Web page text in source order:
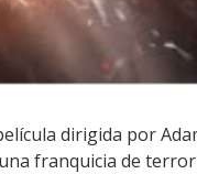
dirigida por
franquicia de